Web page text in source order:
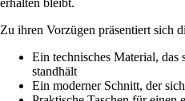
erhalten bleibt.
Zu ihren Vorzügen präsentiert sich
Ein technisches Material, das
standhält
Ein moderner Schnitt, der